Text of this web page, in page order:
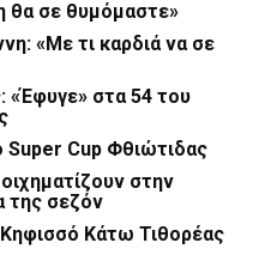
θα σε θυμόμαστε»
«Με τι καρδιά να σε
«Έφυγε» στα 54 του
Super Cup Φθιώτιδας
στην
της σεζόν
Κάτω Τιθορέας